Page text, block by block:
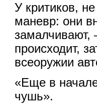
У критиков,
маневр: они
замалчивают,
происходит,
всеоружии
«Еще в
чушь».